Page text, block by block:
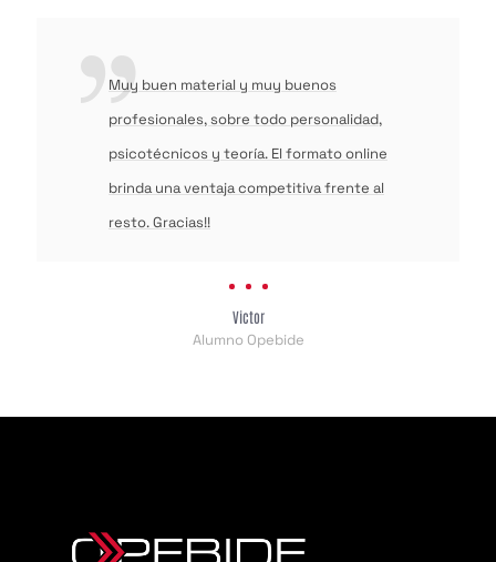
Muy buen material y muy buenos
profesionales, sobre todo personalidad,
psicotécnicos y teoría. El formato online
brinda una ventaja competitiva frente al
resto. Gracias!!
Victor
Alumno Opebide